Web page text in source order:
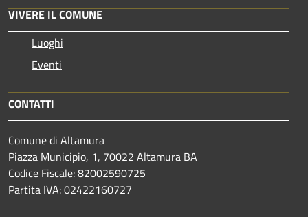
VIVERE IL COMUNE
Luoghi
Eventi
CONTATTI
Comune di Altamura
Piazza Municipio, 1, 70022 Altamura BA
Codice Fiscale: 82002590725
Partita IVA: 02422160727